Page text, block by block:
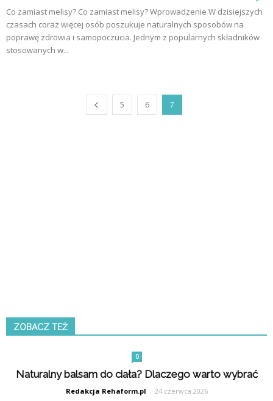
Co zamiast melisy? Co zamiast melisy? Wprowadzenie W dzisiejszych
czasach coraz więcej osób poszukuje naturalnych sposobów na
poprawę zdrowia i samopoczucia. Jednym z popularnych składników
stosowanych w...
5 6 7
ZOBACZ TEŻ
0
Naturalny balsam do ciała? Dlaczego warto wybrać
Redakcja Rehaform.pl - 24 czerwca 2026